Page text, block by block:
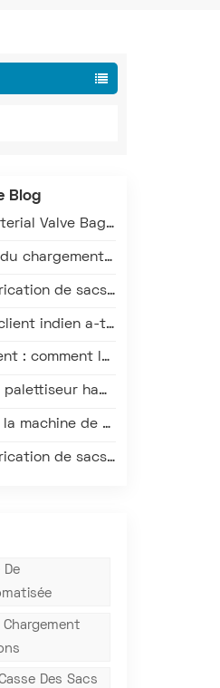
Blog
Production for PE, PP, and Paper-Plastic
camions qui grèvent vos profits
polyvalente pour sacs en PE, PP et composites papier-plastique
sur les machines à sacs à valve GACHN ?
Gachn sert les industries chimiques, minières et céréalières
précision et la fiabilité de la palettisation en entrepôt de matériaux ensachés.
III – Redéfinissant l'efficacité, la précision et la qualité de l'emballage
usines à l’étranger, elle résout les principaux problèmes de production locale.
Des Sacs